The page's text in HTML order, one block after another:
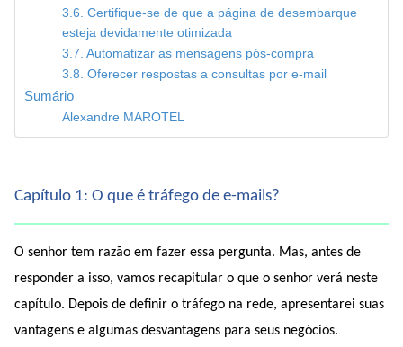
3.6. Certifique-se de que a página de desembarque
esteja devidamente otimizada
3.7. Automatizar as mensagens pós-compra
3.8. Oferecer respostas a consultas por e-mail
Sumário
Alexandre MAROTEL
Capítulo 1: O que é tráfego de e-mails?
O senhor tem razão em fazer essa pergunta. Mas, antes de
responder a isso, vamos recapitular o que o senhor verá neste
capítulo. Depois de definir o tráfego na rede, apresentarei suas
vantagens e algumas desvantagens para seus negócios.